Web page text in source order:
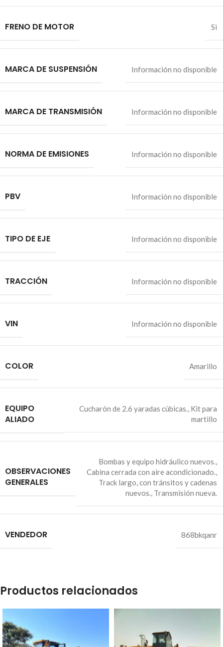
FRENO DE MOTOR Si
MARCA DE SUSPENSIÓN Información no disponible
MARCA DE TRANSMISIÓN Información no disponible
NORMA DE EMISIONES Información no disponible
PBV Información no disponible
TIPO DE EJE Información no disponible
TRACCIÓN Información no disponible
VIN Información no disponible
COLOR Amarillo
EQUIPO
ALIADO
Cucharón de 2.6 yaradas cúbicas., Kit para
martillo
OBSERVACIONES
GENERALES
Bombas y equipo hidráulico nuevos.,
Cabina cerrada con aire acondicionado.,
Track largo, con tránsitos y cadenas
nuevos., Transmisión nueva.
VENDEDOR 868bkqanr
Productos relacionados